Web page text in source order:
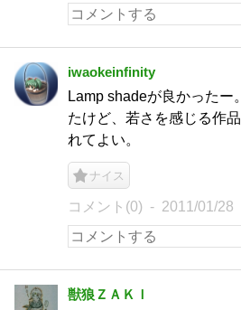
iwaokeinfinity
Lamp shadeが良かった
たけど、若さを感じる作
れてよい。
ナイス
コメント(0) 2011/01/28
獣狼ＺＡＫＩ